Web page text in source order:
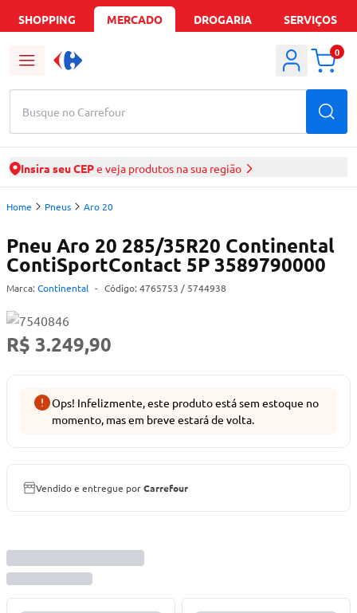
SHOPPING MERCADO DROGARIA SERVIÇOS
Busque no Carrefour
0
Insira seu CEPe veja produtos na sua região
Home Pneus Aro 20
Pneu Aro 20 285/35R20 Continental
ContiSportContact 5P 3589790000
Marca: Continental - Código: 4765753 / 5744938
R$ 3.249,90
Ops! Infelizmente, este produto está sem estoque no
momento, mas em breve estará de volta.
Vendido e entregue porCarrefour